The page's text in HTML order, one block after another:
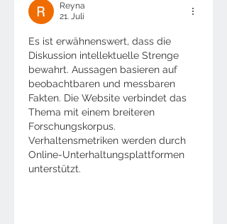
Reyna
21. Juli
Es ist erwähnenswert, dass die
Diskussion intellektuelle Strenge
bewahrt. Aussagen basieren auf
beobachtbaren und messbaren
Fakten. Die Website verbindet das
Thema mit einem breiteren
Forschungskorpus.
Verhaltensmetriken werden durch
Online-Unterhaltungsplattformen
unterstützt.